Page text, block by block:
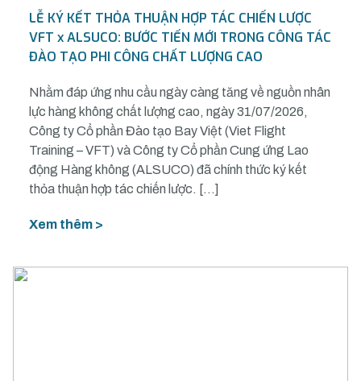
LỄ KÝ KẾT THỎA THUẬN HỢP TÁC CHIẾN LƯỢC
VFT x ALSUCO: BƯỚC TIẾN MỚI TRONG CÔNG TÁC
ĐÀO TẠO PHI CÔNG CHẤT LƯỢNG CAO
Nhằm đáp ứng nhu cầu ngày càng tăng về nguồn nhân
lực hàng không chất lượng cao, ngày 31/07/2026,
Công ty Cổ phần Đào tạo Bay Việt (Viet Flight
Training – VFT) và Công ty Cổ phần Cung ứng Lao
động Hàng không (ALSUCO) đã chính thức ký kết
thỏa thuận hợp tác chiến lược. […]
Xem thêm >